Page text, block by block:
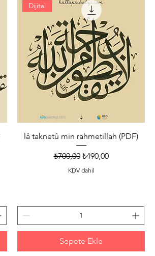
Dijital
lâ taknetû min rahmetillah (PDF)
Normal Fiyat
₺700,00 İndirimli Fiyat
₺490,00
KDV dahil
Sepete Ekle